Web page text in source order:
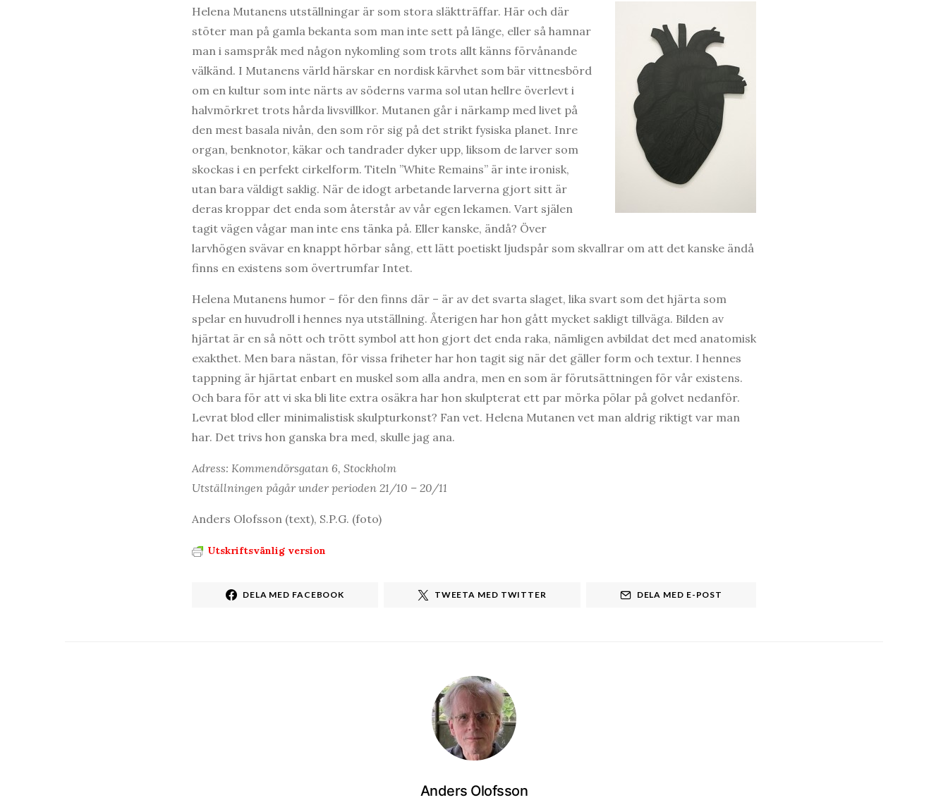
Helena Mutanens utställningar är som stora släktträffar. Här och där
stöter man på gamla bekanta som man inte sett på länge, eller så hamnar
man i samspråk med någon nykomling som trots allt känns förvånande
välkänd. I Mutanens värld härskar en nordisk kärvhet som bär vittnesbörd
om en kultur som inte närts av söderns varma sol utan hellre överlevt i
halvmörkret trots hårda livsvillkor. Mutanen går i närkamp med livet på
den mest basala nivån, den som rör sig på det strikt fysiska planet. Inre
organ, benknotor, käkar och tandrader dyker upp, liksom de larver som
skockas i en perfekt cirkelform. Titeln ”White Remains” är inte ironisk,
utan bara väldigt saklig. När de idogt arbetande larverna gjort sitt är
deras kroppar det enda som återstår av vår egen lekamen. Vart själen
tagit vägen vågar man inte ens tänka på. Eller kanske, ändå? Över
larvhögen svävar en knappt hörbar sång, ett lätt poetiskt ljudspår som skvallrar om att det kanske ändå
finns en existens som övertrumfar Intet.
Helena Mutanens humor – för den finns där – är av det svarta slaget, lika svart som det hjärta som
spelar en huvudroll i hennes nya utställning. Återigen har hon gått mycket sakligt tillväga. Bilden av
hjärtat är en så nött och trött symbol att hon gjort det enda raka, nämligen avbildat det med anatomisk
exakthet. Men bara nästan, för vissa friheter har hon tagit sig när det gäller form och textur. I hennes
tappning är hjärtat enbart en muskel som alla andra, men en som är förutsättningen för vår existens.
Och bara för att vi ska bli lite extra osäkra har hon skulpterat ett par mörka pölar på golvet nedanför.
Levrat blod eller minimalistisk skulpturkonst? Fan vet. Helena Mutanen vet man aldrig riktigt var man
har. Det trivs hon ganska bra med, skulle jag ana.
Adress: Kommendörsgatan 6, Stockholm
Utställningen pågår under perioden 21/10 – 20/11
Anders Olofsson (text), S.P.G. (foto)
Utskriftsvänlig version
DELA MED FACEBOOK TWEETA MED TWITTER DELA MED E-POST
Anders Olofsson